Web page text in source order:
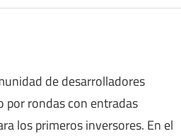
de desarrolladores
rondas con entradas
los primeros inversores. En el